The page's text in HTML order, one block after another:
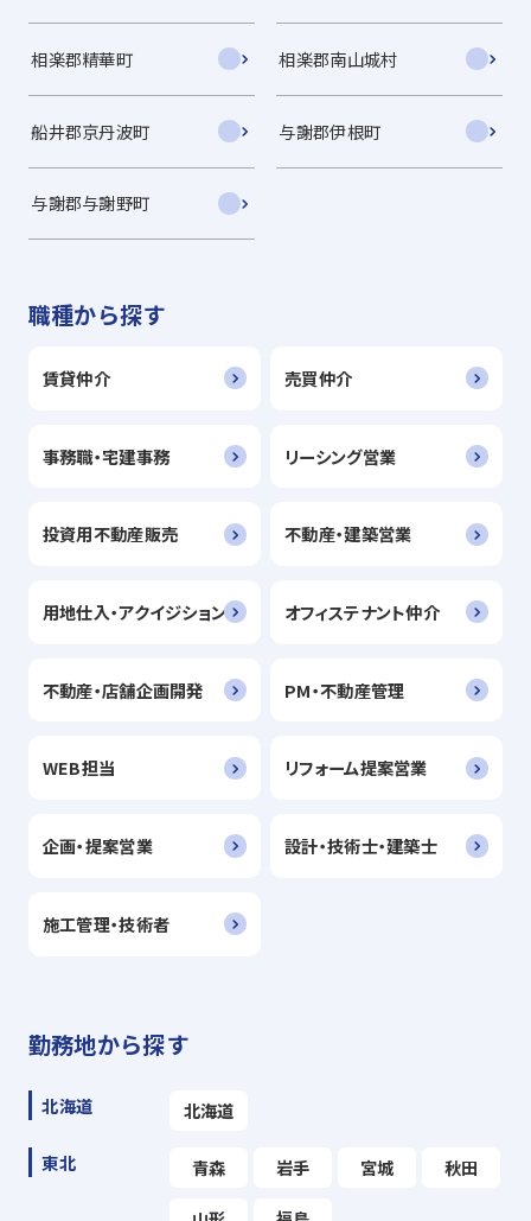
相楽郡精華町 相楽郡南山城村
船井郡京丹波町 与謝郡伊根町
与謝郡与謝野町
職種から探す
賃貸仲介 売買仲介
事務職・宅建事務 リーシング営業
投資用不動産販売 不動産・建築営業
用地仕入・アクイジション オフィステナント仲介
不動産・店舗企画開発 PM・不動産管理
WEB担当 リフォーム提案営業
企画・提案営業 設計・技術士・建築士
施工管理・技術者
勤務地から探す
北海道 北海道
東北 青森 岩手 宮城 秋田